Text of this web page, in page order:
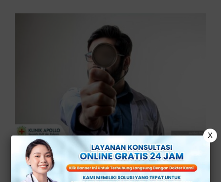
Pemeriksaan Prostat: Kapan Perlu
Dilakukan?
X